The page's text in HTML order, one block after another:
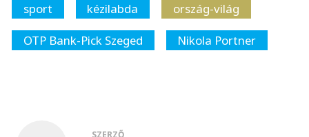
sport kézilabda
ország-világ
OTP Bank-Pick Szeged
Nikola Portner
SZERZŐ